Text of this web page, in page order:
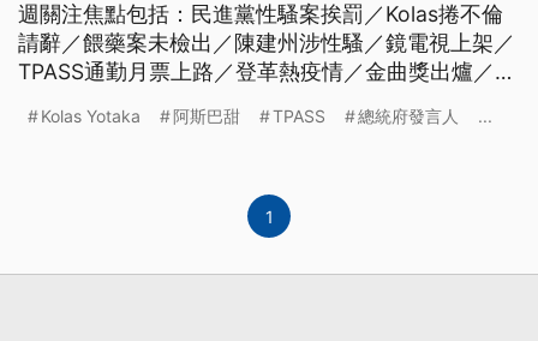
週關注焦點包括：民進黨性騷案挨罰／Kolas捲不倫
請辭／餵藥案未檢出／陳建州涉性騷／鏡電視上架／
TPASS通勤月票上路／登革熱疫情／金曲獎出爐／法
污。
Kolas Yotaka 阿斯巴甜 TPASS 總統府發言人 ...
1